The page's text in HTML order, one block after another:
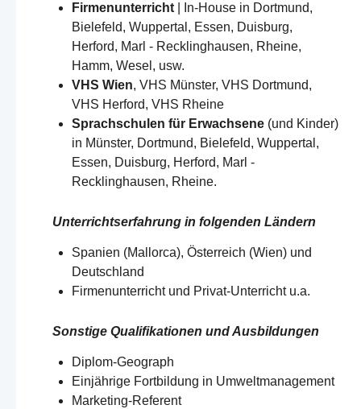
Firmenunterricht| In-House in Dortmund,
Bielefeld, Wuppertal, Essen, Duisburg,
Herford, Marl - Recklinghausen, Rheine,
Hamm, Wesel, usw.
VHS Wien, VHS Münster, VHS Dortmund,
VHS Herford, VHS Rheine
Sprachschulen für Erwachsene(und Kinder)
in Münster, Dortmund, Bielefeld, Wuppertal,
Essen, Duisburg, Herford, Marl -
Recklinghausen, Rheine.
Unterrichtserfahrung in folgenden Ländern
Spanien (Mallorca), Österreich (Wien) und
Deutschland​​
Firmenunterricht und Privat-Unterricht u.a.
Sonstige Qualifikationen und Ausbildungen
Diplom-Geograph
Einjährige Fortbildung in Umweltmanagement
Marketing-Referent